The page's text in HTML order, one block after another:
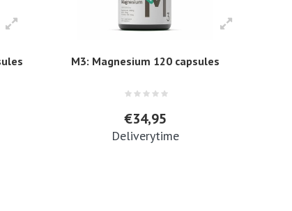
M3: Magnesium 120 capsules
€34,95
Deliverytime